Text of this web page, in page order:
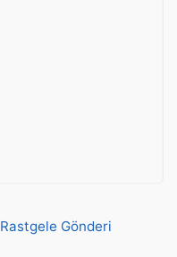
Rastgele Gönderi